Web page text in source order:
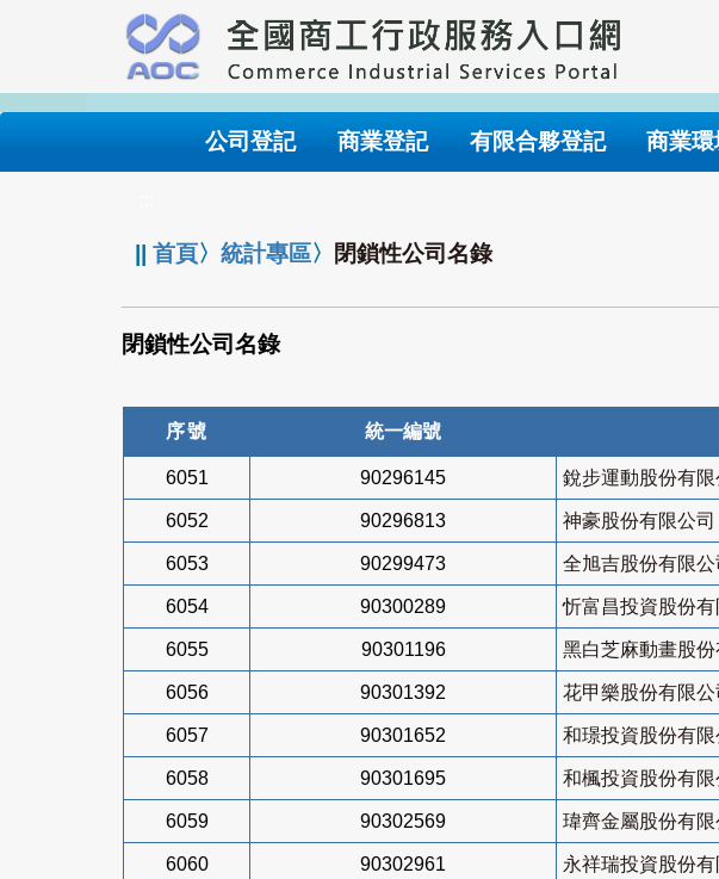
要
內
公司登記 商業登記 有限合夥登記 商業環
||首頁〉統計專區〉 閉鎖性公司名錄
閉鎖性公司名錄
序號 統一編號
6051 90296145 銳步運動股份有限
6052 90296813 神豪股份有限公司
6053 90299473 全旭吉股份有限公
6054 90300289 忻富昌投資股份有
6055 90301196 黑白芝麻動畫股份
6056 90301392 花甲樂股份有限公
6057 90301652 和璟投資股份有限
6058 90301695 和楓投資股份有限
6059 90302569 瑋齊金屬股份有限
6060 90302961 永祥瑞投資股份有